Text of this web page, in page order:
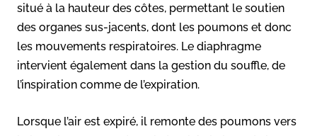
situé à la hauteur des côtes, permettant le soutien
des organes sus-jacents, dont les poumons et donc
les mouvements respiratoires. Le diaphragme
intervient également dans la gestion du souffle, de
l’inspiration comme de l’expiration.
Lorsque l’air est expiré, il remonte des poumons vers